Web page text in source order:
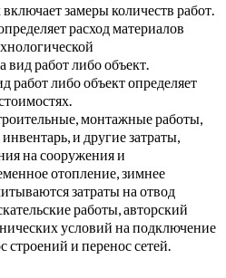
замеры количеств работ.
расход материалов
вид работ либо объект.
работ либо объект определяет
монтажные работы,
и другие затраты,
на сооружения и
отопление, зимнее
затраты на отвод
работы, авторский
условий на подключение
и перенос сетей.